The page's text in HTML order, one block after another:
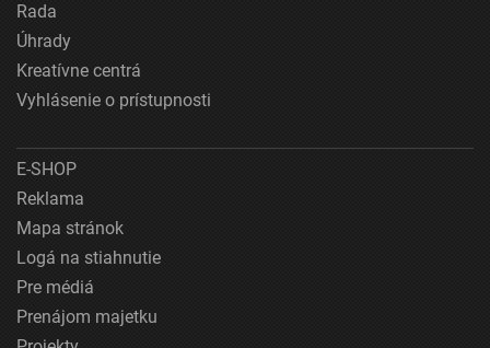
Rada
Úhrady
Kreatívne centrá
Vyhlásenie o prístupnosti
E-SHOP
Reklama
Mapa stránok
Logá na stiahnutie
Pre médiá
Prenájom majetku